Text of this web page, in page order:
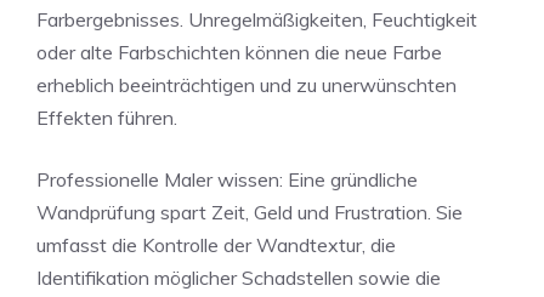
Farbergebnisses. Unregelmäßigkeiten, Feuchtigkeit
oder alte Farbschichten können die neue Farbe
erheblich beeinträchtigen und zu unerwünschten
Effekten führen.
Professionelle Maler wissen: Eine gründliche
Wandprüfung spart Zeit, Geld und Frustration. Sie
umfasst die Kontrolle der Wandtextur, die
Identifikation möglicher Schadstellen sowie die